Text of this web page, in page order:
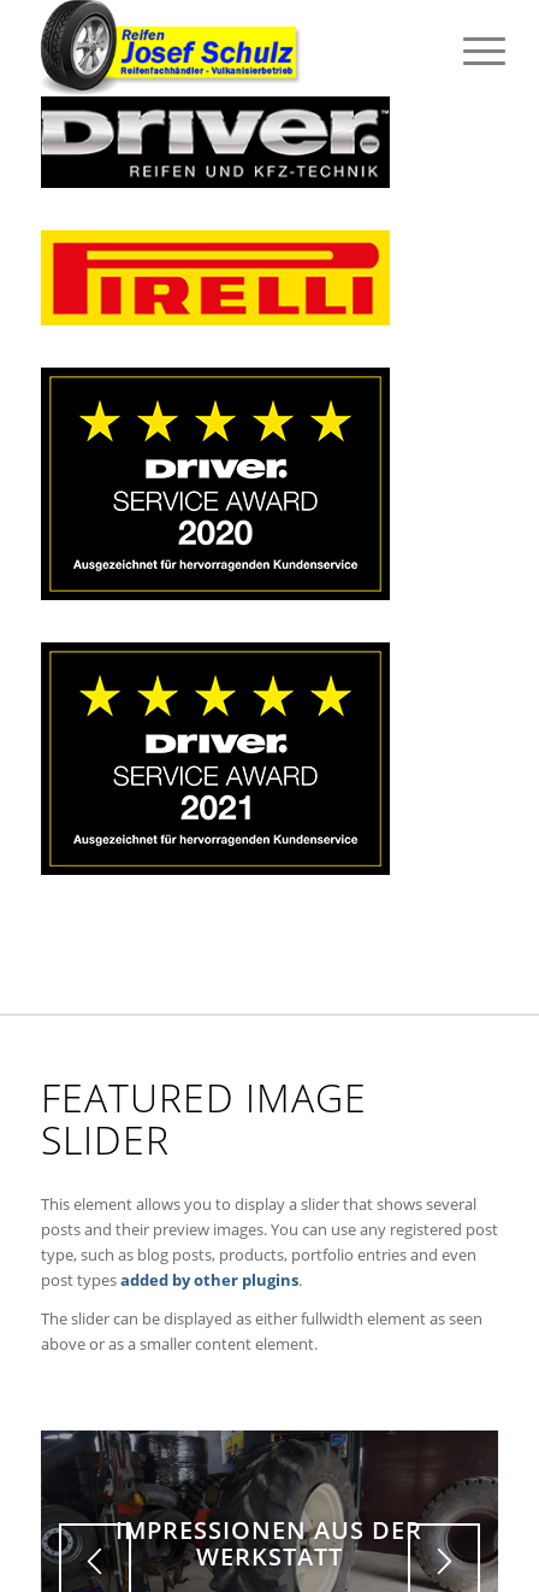
FEATURED IMAGE
SLIDER
This element allows you to display a slider that shows several
posts and their preview images. You can use any registered post
type, such as blog posts, products, portfolio entries and even
post typesadded by other plugins.
The slider can be displayed as either fullwidth element as seen
above or as a smaller content element.
IMPRESSIONEN AUS DER
WERKSTATT